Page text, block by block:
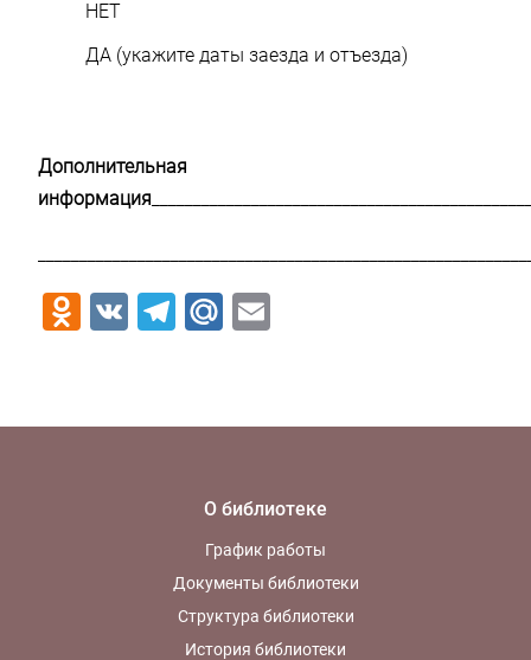
НЕТ
ДА (укажите даты заезда и отъезда)
Дополнительная
информация
Odnoklassniki
VK Telegram
Mail.Ru
О библиотеке
График работы
Документы библиотеки
Структура библиотеки
История библиотеки